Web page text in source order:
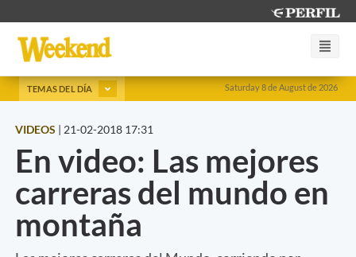
Saturday 8 de August de 2026
TEMAS DEL DÍA
VIDEOS | 21-02-2018 17:31
En video: Las mejores
carreras del mundo en
montaña